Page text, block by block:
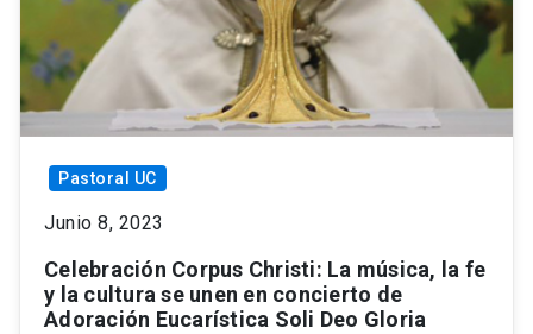
Pastoral UC
Junio 8, 2023
Celebración Corpus Christi: La música, la fe
y la cultura se unen en concierto de
Adoración Eucarística Soli Deo Gloria